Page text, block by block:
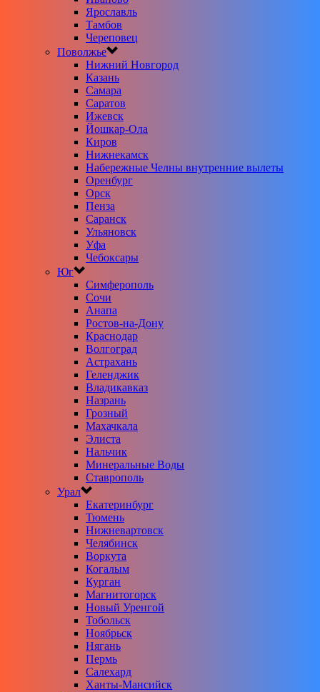
Ярославль
Тамбов
Череповец
Поволжье
Нижний Новгород
Казань
Самара
Саратов
Ижевск
Йошкар-Ола
Киров
Нижнекамск
Набережные Челны внутренние вылеты
Оренбург
Орск
Пенза
Саранск
Ульяновск
Уфа
Чебоксары
Юг
Симферополь
Сочи
Анапа
Ростов-на-Дону
Краснодар
Волгоград
Астрахань
Геленджик
Владикавказ
Назрань
Грозный
Махачкала
Элиста
Нальчик
Минеральные Воды
Ставрополь
Урал
Екатеринбург
Тюмень
Нижневартовск
Челябинск
Воркута
Когалым
Курган
Магнитогорск
Новый Уренгой
Тобольск
Ноябрьск
Нягань
Пермь
Салехард
Ханты-Мансийск